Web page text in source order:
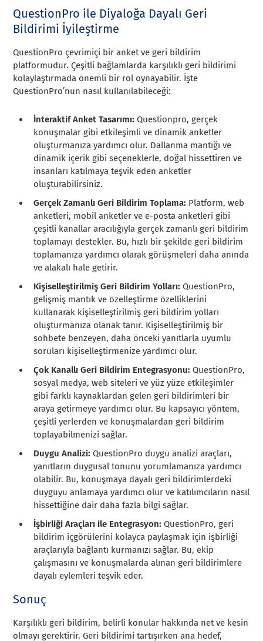
QuestionPro ile Diyaloğa Dayalı Geri
Bildirimi İyileştirme
QuestionPro çevrimiçi bir anket ve geri bildirim
platformudur. Çeşitli bağlamlarda karşılıklı geri bildirimi
kolaylaştırmada önemli bir rol oynayabilir. İşte
QuestionPro’nun nasıl kullanılabileceği:
İnteraktif Anket Tasarımı:Questionpro, gerçek
konuşmalar gibi etkileşimli ve dinamik anketler
oluşturmanıza yardımcı olur. Dallanma mantığı ve
dinamik içerik gibi seçeneklerle, doğal hissettiren ve
insanları katılmaya teşvik eden anketler
oluşturabilirsiniz.
Gerçek Zamanlı Geri Bildirim Toplama: Platform, web
anketleri, mobil anketler ve e-posta anketleri gibi
çeşitli kanallar aracılığıyla gerçek zamanlı geri bildirim
toplamayı destekler. Bu, hızlı bir şekilde geri bildirim
toplamanıza yardımcı olarak görüşmeleri daha anında
ve alakalı hale getirir.
Kişiselleştirilmiş Geri Bildirim Yolları:QuestionPro,
gelişmiş mantık ve özelleştirme özelliklerini
kullanarak kişiselleştirilmiş geri bildirim yolları
oluşturmanıza olanak tanır. Kişiselleştirilmiş bir
sohbete benzeyen, daha önceki yanıtlarla uyumlu
soruları kişiselleştirmenize yardımcı olur.
Çok Kanallı Geri Bildirim Entegrasyonu: QuestionPro,
sosyal medya, web siteleri ve yüz yüze etkileşimler
gibi farklı kaynaklardan gelen geri bildirimleri bir
araya getirmeye yardımcı olur. Bu kapsayıcı yöntem,
çeşitli yerlerden ve konuşmalardan geri bildirim
toplayabilmenizi sağlar.
Duygu Analizi: QuestionPro duygu analizi araçları,
yanıtların duygusal tonunu yorumlamanıza yardımcı
olabilir. Bu, konuşmaya dayalı geri bildirimlerdeki
duyguyu anlamaya yardımcı olur ve katılımcıların nasıl
hissettiğine dair daha fazla bilgi sağlar.
İşbirliği Araçları ile Entegrasyon:QuestionPro, geri
bildirim içgörülerini kolayca paylaşmak için işbirliği
araçlarıyla bağlantı kurmanızı sağlar. Bu, ekip
çalışmasını ve konuşmalarda alınan geri bildirimlere
dayalı eylemleri teşvik eder.
Sonuç
Karşılıklı geri bildirim, belirli konular hakkında net ve kesin
olmayı gerektirir. Geri bildirimi tartışırken ana hedef,